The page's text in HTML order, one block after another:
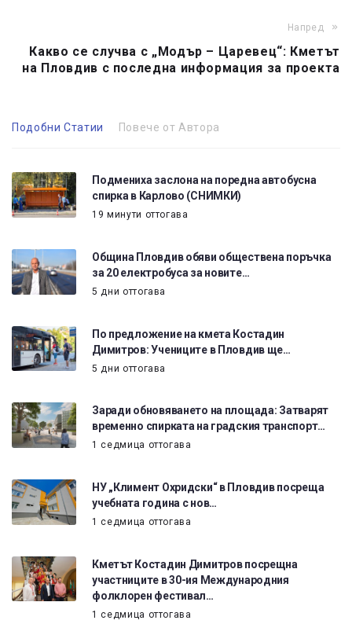
Напред
Какво се случва с „Модър – Царевец“: Кметът
на Пловдив с последна информация за проекта
Подобни Статии Повече от Автора
Подмениха заслона на поредна автобусна
спирка в Карлово (СНИМКИ)
19 минути оттогава
Община Пловдив обяви обществена поръчка
за 20 електробуса за новите…
5 дни оттогава
По предложение на кмета Костадин
Димитров: Учениците в Пловдив ще…
5 дни оттогава
Заради обновяването на площада: Затварят
временно спирката на градския транспорт…
1 седмица оттогава
НУ „Климент Охридски“ в Пловдив посреща
учебната година с нов…
1 седмица оттогава
Кметът Костадин Димитров посрещна
участниците в 30-ия Международния
фолклорен фестивал…
1 седмица оттогава